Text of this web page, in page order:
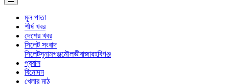
মূল পাতা
শীর্ষ খবর
দেশের খবর
সিলেট সংবাদ
সিলেটসুনামগঞ্জমৌলভীবাজারহবিগঞ্জ
প্রবাস
বিনোদন
খেলার মাঠ